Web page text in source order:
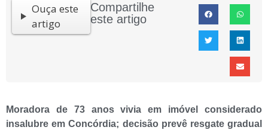
Ouça este
artigo
Compartilhe
este artigo
Moradora de 73 anos vivia em imóvel considerado
insalubre em Concórdia; decisão prevê resgate gradual